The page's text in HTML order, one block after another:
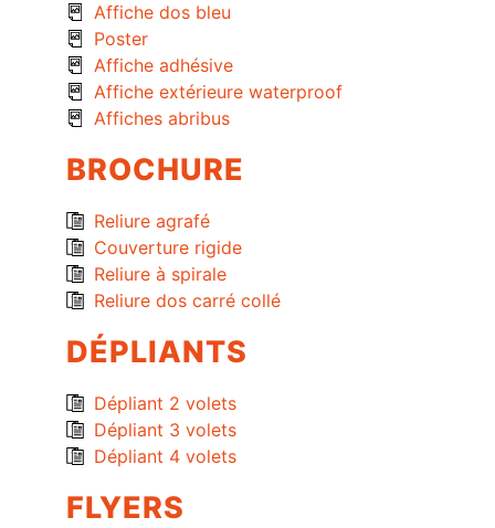
Affiche dos bleu
Poster
Affiche adhésive
Affiche extérieure waterproof
Affiches abribus
BROCHURE
Reliure agrafé
Couverture rigide
Reliure à spirale
Reliure dos carré collé
DÉPLIANTS
Dépliant 2 volets
Dépliant 3 volets
Dépliant 4 volets
FLYERS